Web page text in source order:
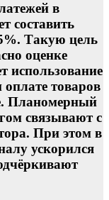
в
составить
Такую цель
оценке
использование
товаров
Планомерный
связывают с
При этом в
ускорился